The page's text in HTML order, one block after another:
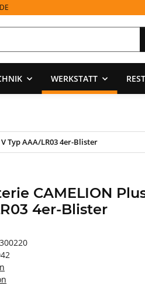
WERKSTATT
Typ AAA/LR03 4er-Blister
CAMELION
4er-Blister